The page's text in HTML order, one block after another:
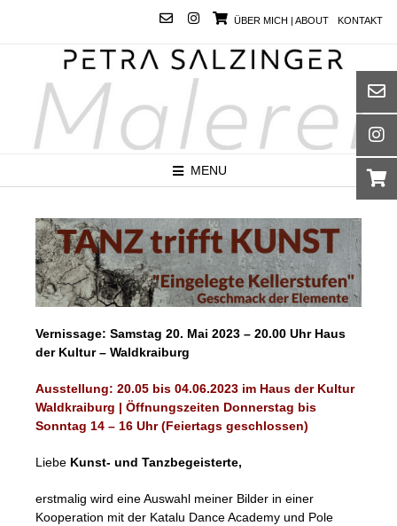
ÜBER MICH | ABOUT KONTAKT
MENU
Vernissage: Samstag 20. Mai 2023 – 20.00 Uhr Haus
der Kultur – Waldkraiburg
Ausstellung: 20.05 bis 04.06.2023 im Haus der Kultur
Waldkraiburg | Öffnungszeiten Donnerstag bis
Sonntag 14 – 16 Uhr (Feiertags geschlossen)
Liebe Kunst- und Tanzbegeisterte,
erstmalig wird eine Auswahl meiner Bilder in einer
Kooperation mit der Katalu Dance Academy und Pole